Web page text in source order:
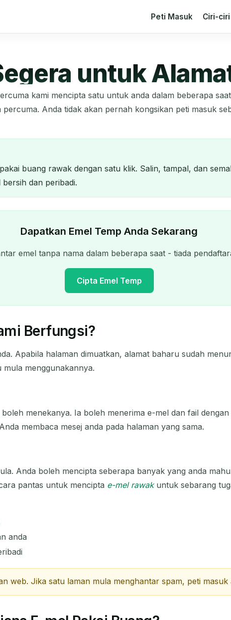
Peti Masuk Ciri-ciri
untuk
kami mencipta satu untuk anda dalam beberapa
Anda tidak akan pernah kongsikan peti masuk
buang rawak dengan satu klik. Salin, tampal, dan
dan peribadi.
Dapatkan Emel Temp Anda Sekarang
emel tanpa nama dalam beberapa saat - tiada
Cipta Emel Temp
Alamat Emel Sementara Anda:
Padam Terpilih Tukar Emel Segar
SUBJEK
Menunggu emel masuk...
Berfungsi?
Apabila halaman dimuatkan, alamat baharu sudah
menggunakannya.
boleh menekanya. Ia boleh menerima e-mel dan fail
membaca mesej anda pada halaman yang sama.
Anda boleh mencipta seberapa banyak yang anda
pantas untuk mencipta e-mel rawakuntuk sebarang
anda
web. Jika satu laman mula menghantar spam, peti